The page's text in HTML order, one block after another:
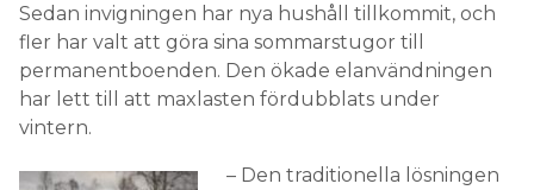
Sedan invigningen har nya hushåll tillkommit, och
fler har valt att göra sina sommarstugor till
permanentboenden. Den ökade elanvändningen
har lett till att maxlasten fördubblats under
vintern.
– Den traditionella lösningen